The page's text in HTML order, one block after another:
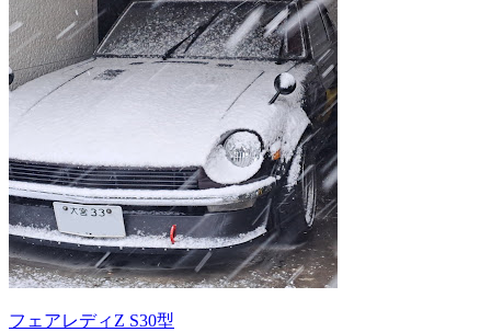
フェアレディZ S30型